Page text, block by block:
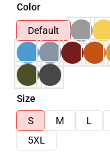
Color
Default
Size
S
M L
5XL